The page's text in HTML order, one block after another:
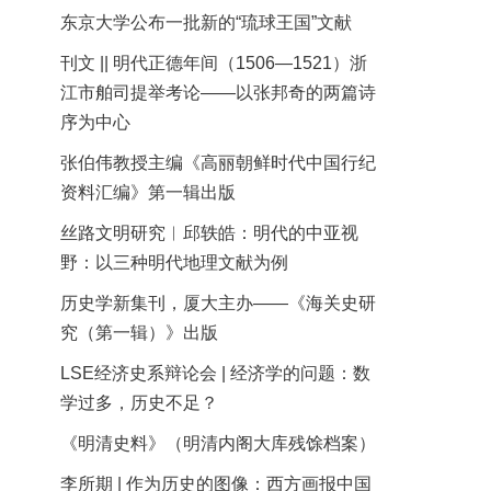
东京大学公布一批新的“琉球王国”文献
刊文 || 明代正德年间（1506—1521）浙
江市舶司提举考论——以张邦奇的两篇诗
序为中心
张伯伟教授主编《高丽朝鲜时代中国行纪
资料汇编》第一辑出版
丝路文明研究︱邱轶皓：明代的中亚视
野：以三种明代地理文献为例
历史学新集刊，厦大主办——《海关史研
究（第一辑）》出版
LSE经济史系辩论会 | 经济学的问题：数
学过多，历史不足？
《明清史料》（明清内阁大库残馀档案）
李所期 | 作为历史的图像：西方画报中国